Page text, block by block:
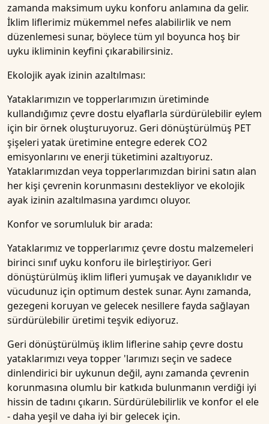
zamanda maksimum uyku konforu anlamına da gelir.
İklim liflerimiz mükemmel nefes alabilirlik ve nem
düzenlemesi sunar, böylece tüm yıl boyunca hoş bir
uyku ikliminin keyfini çıkarabilirsiniz.
Ekolojik ayak izinin azaltılması:
Yataklarımızın ve topperlarımızın üretiminde
kullandığımız çevre dostu elyaflarla sürdürülebilir eylem
için bir örnek oluşturuyoruz. Geri dönüştürülmüş PET
şişeleri yatak üretimine entegre ederek CO2
emisyonlarını ve enerji tüketimini azaltıyoruz.
Yataklarımızdan veya topperlarımızdan birini satın alan
her kişi çevrenin korunmasını destekliyor ve ekolojik
ayak izinin azaltılmasına yardımcı oluyor.
Konfor ve sorumluluk bir arada:
Yataklarımız ve topperlarımız çevre dostu malzemeleri
birinci sınıf uyku konforu ile birleştiriyor. Geri
dönüştürülmüş iklim lifleri yumuşak ve dayanıklıdır ve
vücudunuz için optimum destek sunar. Aynı zamanda,
gezegeni koruyan ve gelecek nesillere fayda sağlayan
sürdürülebilir üretimi teşvik ediyoruz.
Geri dönüştürülmüş iklim liflerinesahip çevre dostu
yataklarımızı veya topper 'larımızı seçin ve sadece
dinlendirici bir uykunun değil, aynı zamanda çevrenin
korunmasına olumlu bir katkıda bulunmanın verdiği iyi
hissin de tadını çıkarın. Sürdürülebilirlikve konfor el ele
- daha yeşil ve daha iyi bir gelecek için.